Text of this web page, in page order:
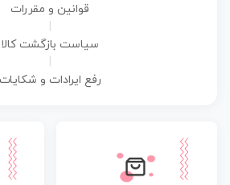
قوانین و مقررات
سیاست بازگشت کالا
رفع ایرادات و شکایات